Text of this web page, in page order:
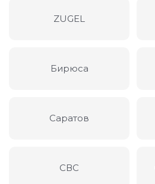
ZUGEL
Бирюса
Саратов
СВС